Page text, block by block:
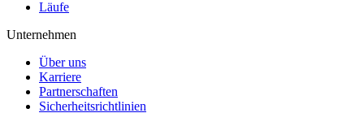
Läufe
Unternehmen
Über uns
Karriere
Partnerschaften
Sicherheitsrichtlinien